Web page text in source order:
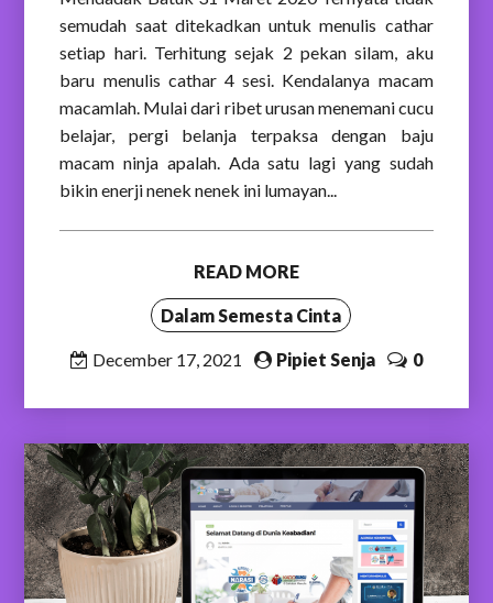
semudah saat ditekadkan untuk menulis cathar
setiap hari. Terhitung sejak 2 pekan silam, aku
baru menulis cathar 4 sesi. Kendalanya macam
macamlah. Mulai dari ribet urusan menemani cucu
belajar, pergi belanja terpaksa dengan baju
macam ninja apalah. Ada satu lagi yang sudah
bikin enerji nenek nenek ini lumayan...
READ MORE
Dalam Semesta Cinta
December 17, 2021 Pipiet Senja 0